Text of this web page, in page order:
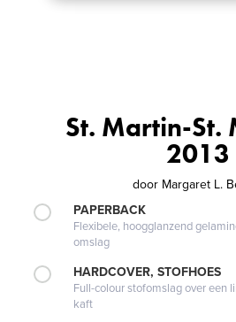
St. Martin-St.
2013
door Margaret L.
PAPERBACK
Flexibele, hoogglanzend
omslag
HARDCOVER, STOFHOES
Full-colour stofomslag over een
kaft